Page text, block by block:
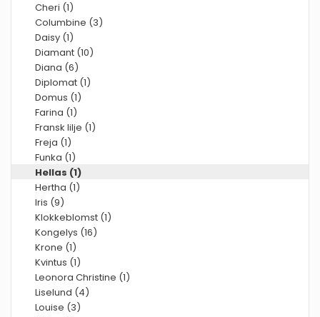
Cheri (1)
Columbine (3)
Daisy (1)
Diamant (10)
Diana (6)
Diplomat (1)
Domus (1)
Farina (1)
Fransk lilje (1)
Freja (1)
Funka (1)
Hellas (1)
Hertha (1)
Iris (9)
Klokkeblomst (1)
Kongelys (16)
Krone (1)
Kvintus (1)
Leonora Christine (1)
Liselund (4)
Louise (3)